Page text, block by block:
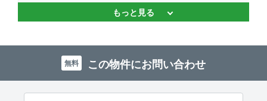
バストイレ別 、 温水洗浄便座 、 独立洗面台
キッチン
システムキッチン 、 対面式キッチン 、 3口以上コンロ 、
コンロ2口以上
もっと見る
無料 この物件にお問い合わせ